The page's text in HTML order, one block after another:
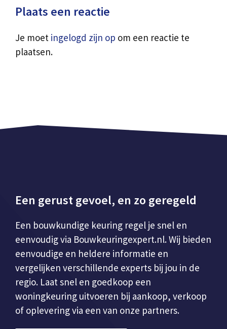
Plaats een reactie
Je moet ingelogd zijn op om een reactie te
plaatsen.
Een gerust gevoel, en zo geregeld
Een bouwkundige keuring regel je snel en
eenvoudig via Bouwkeuringexpert.nl. Wij bieden
eenvoudige en heldere informatie en
vergelijken verschillende experts bij jou in de
regio. Laat snel en goedkoop een
woningkeuring uitvoeren bij aankoop, verkoop
of oplevering via een van onze partners.